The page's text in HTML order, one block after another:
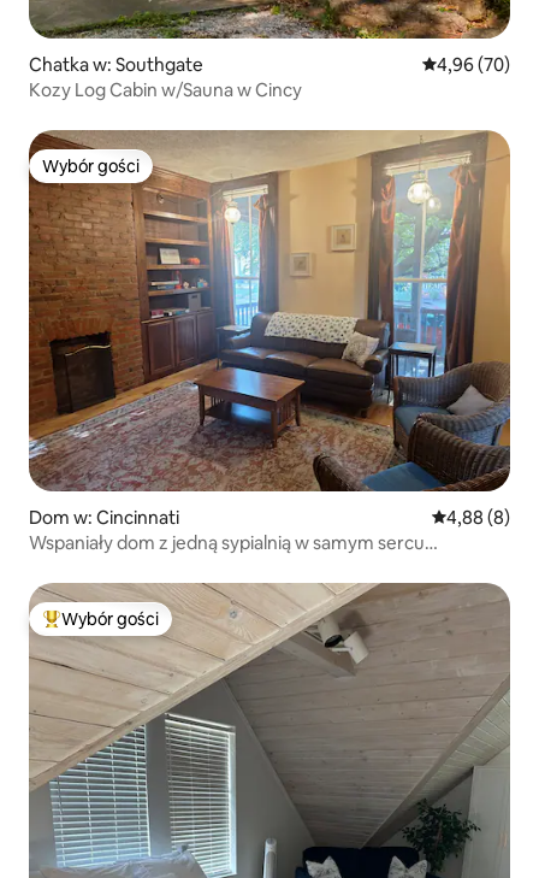
Chatka w: Southgate Średnia
4,96 (70)
Kozy Log Cabin w/Sauna w Cincy
Wybór gości
Wybór gości
Dom w: Cincinnati Średnia
4,88 (8)
Wspaniały dom z jedną sypialnią w samym sercu
Najpopularniejsze z kategorii Wybór gości
Wybór gości